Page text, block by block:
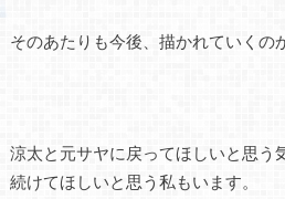
そのあたりも今後、描かれていくの
涼太と元サヤに戻ってほしいと思う
続けてほしいと思う私もいます。